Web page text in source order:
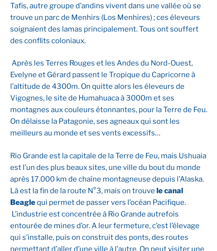
Tafis, autre groupe d’andins vivent dans une vallée où se
trouve un parc de Menhirs (Los Menhires) ; ces éleveurs
soignaient des lamas principalement. Tous ont souffert
des conflits coloniaux.
Après les Terres Rouges et les Andes du Nord-Ouest,
Evelyne et Gérard passent le Tropique du Capricorne à
l’altitude de 4300m. On quitte alors les éleveurs de
Vigognes, le site de Humahuaca à 3000m et ses
montagnes aux couleurs étonnantes, pour la Terre de Feu.
On délaisse la Patagonie, ses agneaux qui sont les
meilleurs au monde et ses vents excessifs…
Rio Grande est la capitale de la Terre de Feu, mais Ushuaia
est l’un des plus beaux sites, une ville du bout du monde
après 17.000 km de chaîne montagneuse depuis l’Alaska.
Là est la fin de la route N°3, mais on trouvele canal
Beaglequi permet de passer vers l’océan Pacifique.
L’industrie est concentrée à Rio Grande autrefois
entourée de mines d’or. A leur fermeture, c’est l’élevage
qui s’installe, puis on construit des ponts, des routes
permettant d’aller d’une ville à l’autre. On peut visiter une